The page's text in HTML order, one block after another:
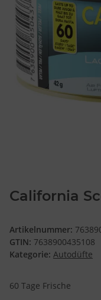
California
Artikelnummer:
GTIN: 7638900435108
Kategorie: Autodüfte
60 Tage Frische